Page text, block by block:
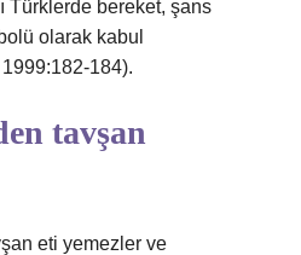
Türklerde bereket, şans
olarak kabul
184).
tavşan
eti yemezler ve